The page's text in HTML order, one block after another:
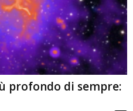
profondo di sempre: